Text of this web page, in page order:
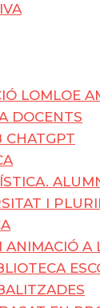
LOMLOE
DOCENTS
CHATGPT
I
ANIMACIÓ A